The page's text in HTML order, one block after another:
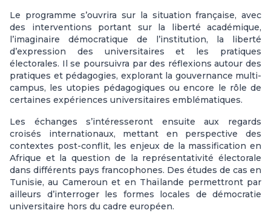
Le programme s’ouvrira sur la situation française, avec
des interventions portant sur la liberté académique,
l’imaginaire démocratique de l’institution, la liberté
d’expression des universitaires et les pratiques
électorales. Il se poursuivra par des réflexions autour des
pratiques et pédagogies, explorant la gouvernance multi-
campus, les utopies pédagogiques ou encore le rôle de
certaines expériences universitaires emblématiques.
Les échanges s’intéresseront ensuite aux regards
croisés internationaux, mettant en perspective des
contextes post-conflit, les enjeux de la massification en
Afrique et la question de la représentativité électorale
dans différents pays francophones. Des études de cas en
Tunisie, au Cameroun et en Thaïlande permettront par
ailleurs d’interroger les formes locales de démocratie
universitaire hors du cadre européen.